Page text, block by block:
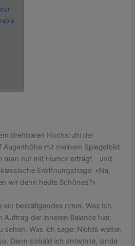
drehbaren Hochstuhl der
Augenhöhe mit meinem Spiegelbild
man nur mit Humor erträgt – und
Eröffnungsfrage: »Na,
wir denn heute Schönes?«
ein bestätigendeshmm. Was ich
Auftrag der inneren Balance hier.
sehen. Was ich sage: Nichts weiter.
Denn sobald ich antworte, lande